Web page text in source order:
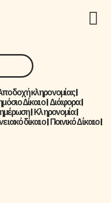
κληρονομίας
Δίκαιο Διάφορα
Kληρονομία
δίκαιο Ποινικό Δίκαιο